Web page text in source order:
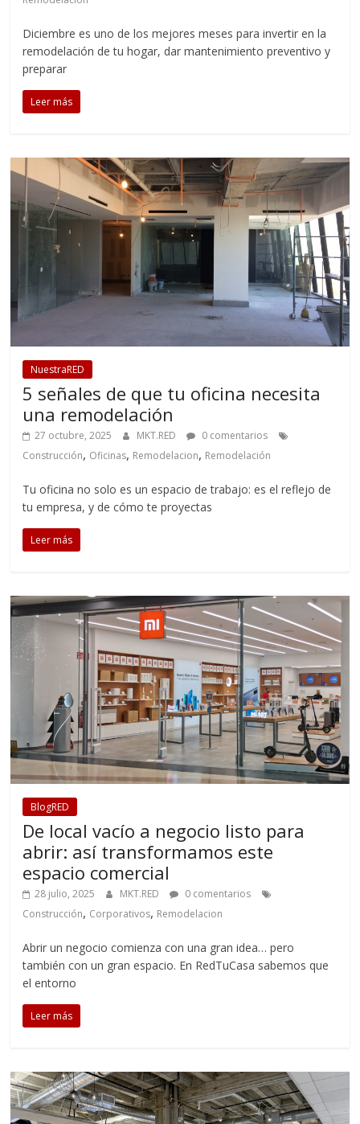
Diciembre es uno de los mejores meses para invertir en la
remodelación de tu hogar, dar mantenimiento preventivo y
preparar
Leer más
NuestraRED
5 señales de que tu oficina necesita
una remodelación
27 octubre, 2025 MKT.RED
0 comentarios
Construcción, Oficinas, Remodelacion, Remodelación
Tu oficina no solo es un espacio de trabajo: es el reflejo de
tu empresa, y de cómo te proyectas
Leer más
BlogRED
De local vacío a negocio listo para
abrir: así transformamos este
espacio comercial
28 julio, 2025 MKT.RED
0 comentarios
Construcción, Corporativos, Remodelacion
Abrir un negocio comienza con una gran idea… pero
también con un gran espacio. En RedTuCasa sabemos que
el entorno
Leer más